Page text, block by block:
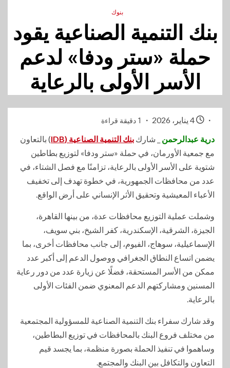
بنوك
بنك التنمية الصناعية يقود
حملة «ستر ودفا» لدعم
الأسر الأولى بالرعاية
1 دقيقة قراءة
درية عبدالرحمن _ شارك بنك التنمية الصناعية (IDB
) بالتعاون
مع جمعية الأورمان، في حملة «ستر ودفا» لتوزيع بطاطين
شتوية على الأسر الأولى بالرعاية، تزامنًا مع فصل الشتاء، في
عدد من محافظات الجمهورية، في خطوة تهدف إلى تخفيف
الأعباء المعيشية وتحقيق الأثر الإنساني على أرض الواقع.
وشملت عملية التوزيع محافظات عدة، من بينها القاهرة،
الجيزة، الشرقية، الإسكندرية، كفر الشيخ، بني سويف،
الإسماعيلية، سوهاج، الفيوم، إلى جانب محافظات أخرى، بما
يضمن اتساع النطاق الجغرافي ووصول الدعم إلى أكبر عدد
ممكن من الأسر المستحقة، فضلًا عن زيارة عدد من دور رعاية
المسنين ومشاركتهم الدعم المعنوي ضمن الفئات الأولى
بالرعاية.
وقد شارك سفراء بنك التنمية الصناعية للمسؤولية المجتمعية
من مختلف فروع البنك بالمحافظات في توزيع البطاطين،
وساهموا في تنفيذ الحملة بصورة منظمة، بما يجسد قيم
التعاون والتكافل بين البنك والمجتمع.